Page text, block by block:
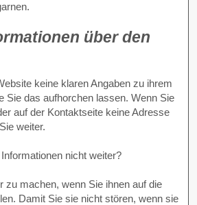
über den
keine klaren Angaben zu ihrem
Sie das aufhorchen lassen. Wenn Sie
auf der Kontaktseite keine Adresse
weiter.
nicht weiter?
zu machen, wenn Sie ihnen auf die
Damit Sie sie nicht stören, wenn sie